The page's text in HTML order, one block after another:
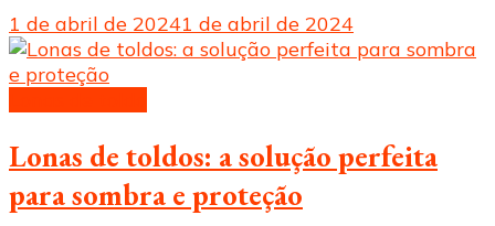
1 de abril de 20241 de abril de 2024
Lonas de toldos: a solução perfeita
para sombra e proteção